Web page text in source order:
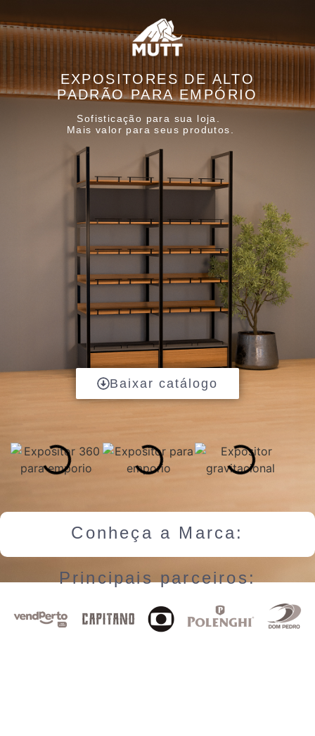
EXPOSITORES DE ALTO
PADRÃO PARA EMPÓRIO
Sofisticação para sua loja.
Mais valor para seus produtos.
Baixar catálogo
Conheça a Marca:
Principais parceiros: